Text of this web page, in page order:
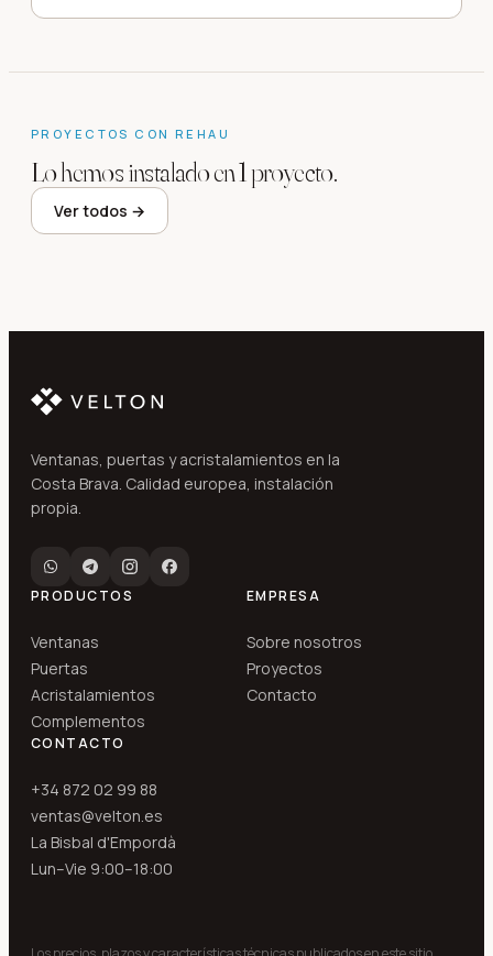
PROYECTOS CON REHAU
Lo hemos instalado en1 proyecto.
Ver todos →
Acristalamiento integral de casa adosada
Ventanas, puertas y acristalamientos en la
Costa Brava. Calidad europea, instalación
propia.
PRODUCTOS
Ventanas
Puertas
Acristalamientos
Complementos
EMPRESA
Sobre nosotros
Proyectos
Contacto
CONTACTO
+34 872 02 99 88
ventas@velton.es
La Bisbal d'Empordà
Lun–Vie 9:00–18:00